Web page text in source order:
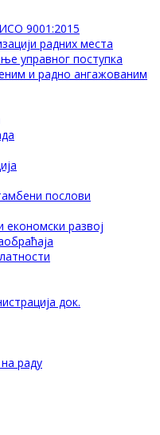
9001:2015
радних места
управног поступка
и радно ангажованим
послови
економски развој
док.
раду